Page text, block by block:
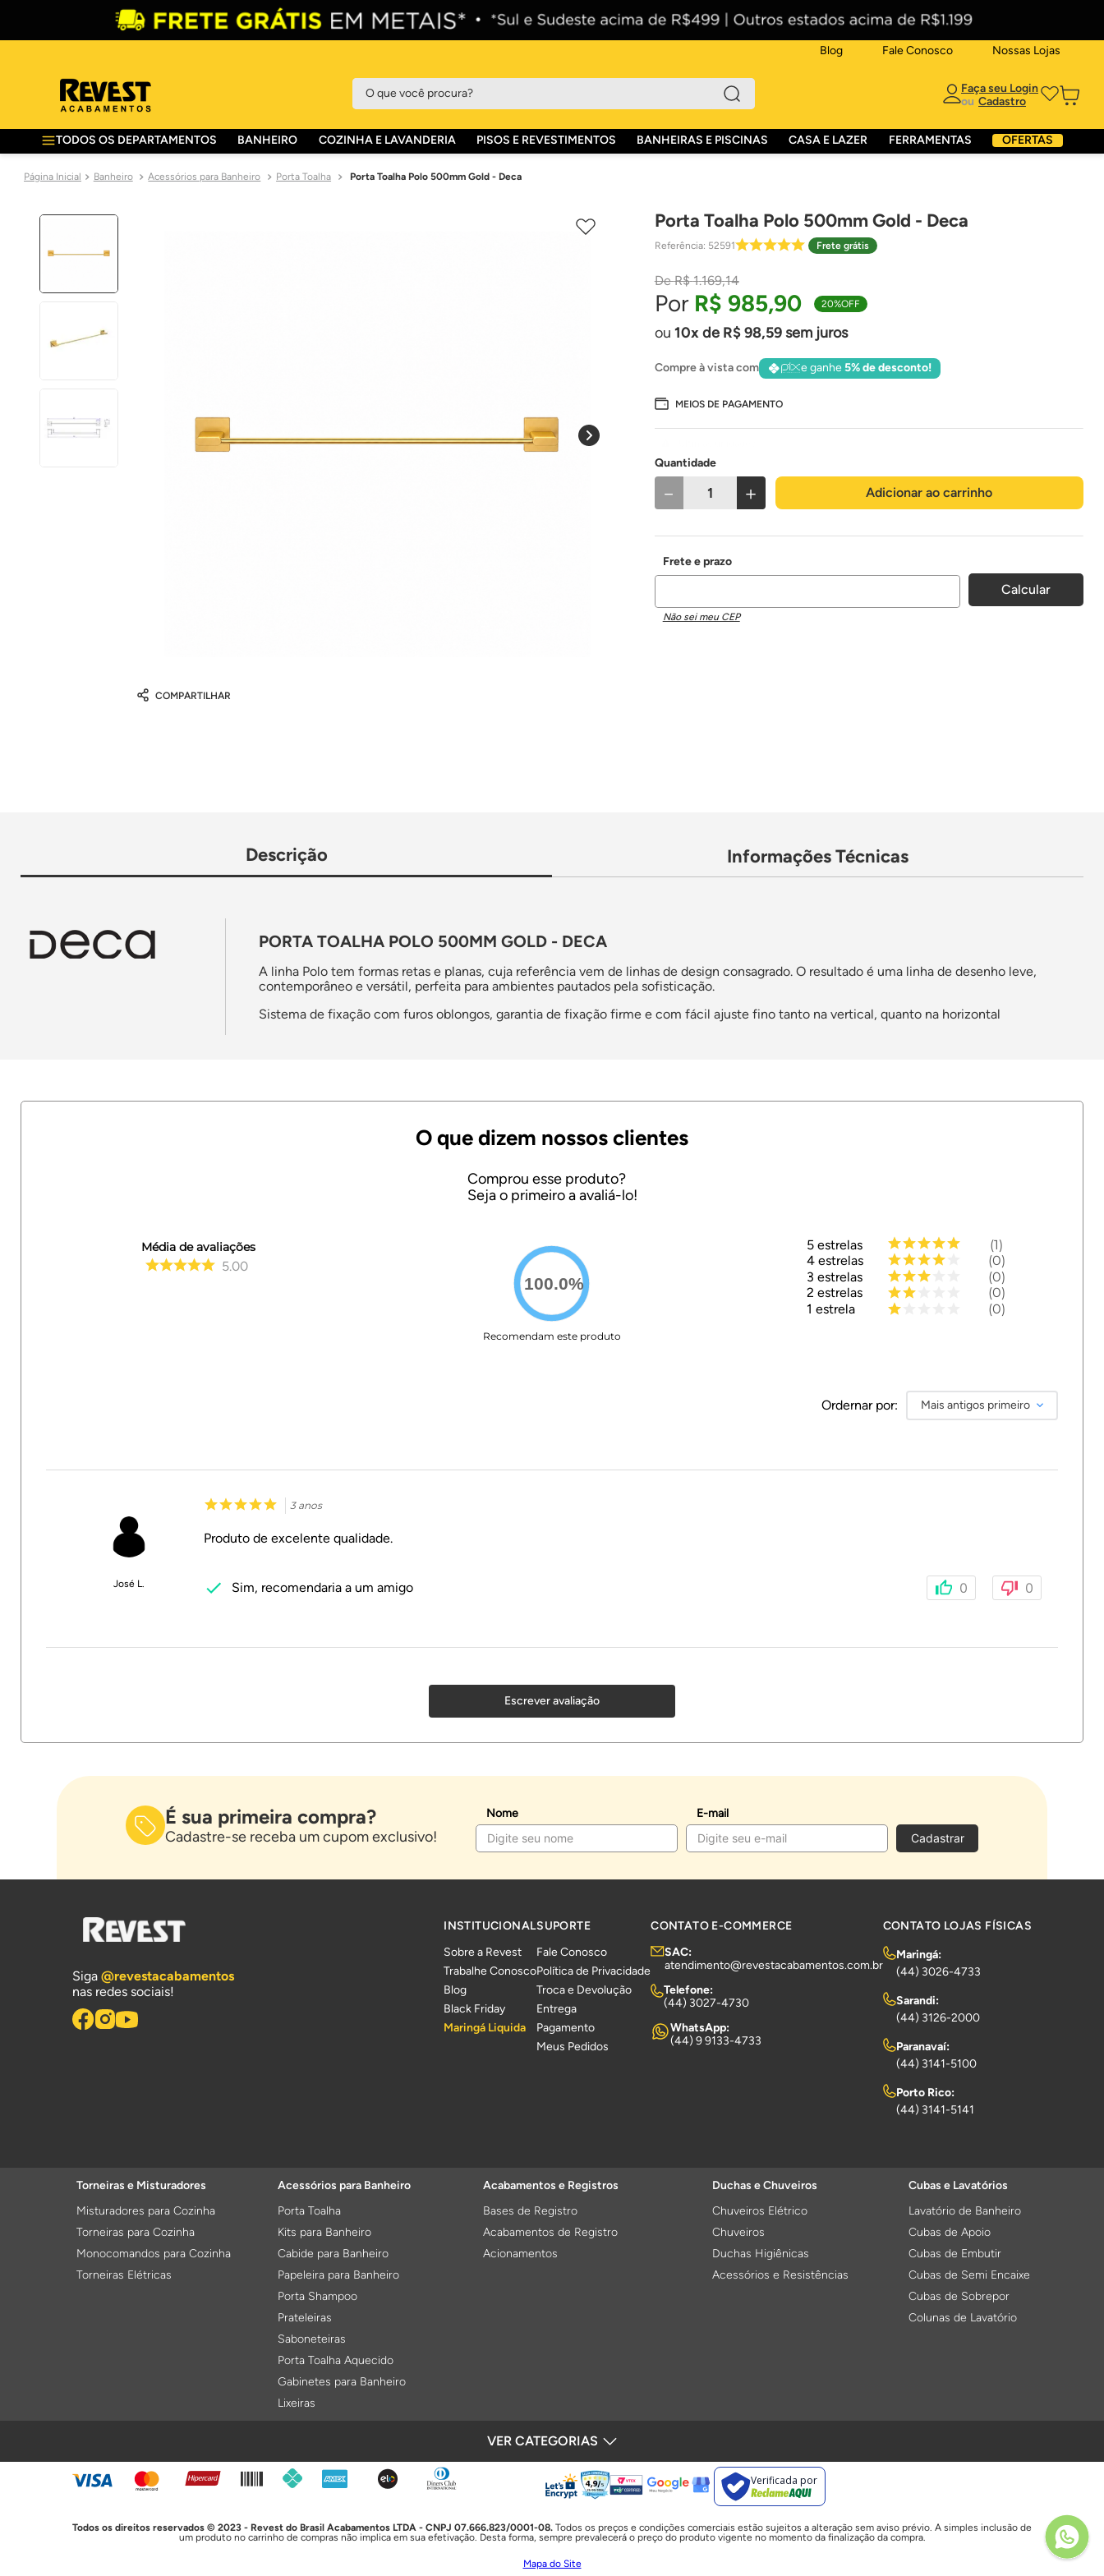
Blog Fale Conosco Nossas Lojas
O que você procura?
ou
TODOS OS DEPARTAMENTOS BANHEIRO COZINHA E LAVANDERIA PISOS E REVESTIMENTOS BANHEIRAS E PISCINAS CASA E LAZER FERRAMENTAS OFERTAS
Banheiro Acessórios para Banheiro Porta Toalha Porta Toalha Polo 500mm Gold - Deca
COMPARTILHAR
Porta Toalha Polo 500mm Gold - Deca
Referência: 52591 Frete grátis
R$ 1.169,14
R$ 985,90 20%OFF
10 de R$98,59sem juros
Compre à vista com e ganhe5% de desconto!
MEIOS DE PAGAMENTO
Quantidade
＋
－ Adicionar ao carrinho
Não sei meu CEP
Descrição Informações Técnicas
PORTA TOALHA POLO 500MM GOLD - DECA
A linha Polo tem formas retas e planas, cuja referência vem de linhas de design consagrado. O resultado é uma linha de desenho leve,
contemporâneo e versátil, perfeita para ambientes pautados pela sofisticação.
Sistema de fixação com furos oblongos, garantia de fixação firme e com fácil ajuste fino tanto na vertical, quanto na horizontal
Média de avaliações
5.00
100.0%
Recomendam este produto
5 estrelas
4 estrelas
3 estrelas
2 estrelas
1 estrela
1
0
0
0
0
Ordernar por: Mais antigos primeiro
José L.
3 anos
Produto de excelente qualidade.
Sim, recomendaria a um amigo 0 0
Escrever avaliação
É sua primeira compra?
Cadastre-se receba um cupom exclusivo!
Nome
E-mail
Cadastrar
Siga @revestacabamentos
nas redes sociais!
INSTITUCIONAL
Sobre a Revest
Trabalhe Conosco
Blog
Black Friday
Maringá Liquida
SUPORTE
Fale Conosco
Política de Privacidade
Troca e Devolução
Entrega
Pagamento
Meus Pedidos
CONTATO E-COMMERCE
SAC:
atendimento@revestacabamentos.com.br
Telefone:
(44) 3027-4730
WhatsApp:
(44) 9 9133-4733
CONTATO LOJAS FÍSICAS
Maringá:
(44) 3026-4733
Sarandi:
(44) 3126-2000
Paranavaí:
(44) 3141-5100
Porto Rico:
(44) 3141-5141
Torneiras e Misturadores
Misturadores para Cozinha
Torneiras para Cozinha
Monocomandos para Cozinha
Torneiras Elétricas
Acessórios para Banheiro
Porta Toalha
Kits para Banheiro
Cabide para Banheiro
Papeleira para Banheiro
Porta Shampoo
Prateleiras
Saboneteiras
Porta Toalha Aquecido
Gabinetes para Banheiro
Lixeiras
Acabamentos e Registros
Bases de Registro
Acabamentos de Registro
Acionamentos
Duchas e Chuveiros
Chuveiros Elétrico
Chuveiros
Duchas Higiênicas
Acessórios e Resistências
Cubas e Lavatórios
Lavatório de Banheiro
Cubas de Apoio
Cubas de Embutir
Cubas de Semi Encaixe
Cubas de Sobrepor
Colunas de Lavatório
Anéis de Vedação
Ligações Flexiveis
Parafusos
Ralos Oculto
Grelhas e Acessório
Bacias Sanitárias e Assentos
Bacias Sanitárias
Caixas Acopladas
Assentos
Base de Válvula
Kits Conversores
Válvulas para Cubas
VER CATEGORIAS
SEGURANÇA
Verificada por
Todos os direitos reservados © 2023 - Revest do Brasil Acabamentos LTDA - CNPJ 07.666.823/0001-08. Todos os preços e condições comerciais estão sujeitos a alteração sem aviso prévio. A simples inclusão de
um produto no carrinho de compras não implica em sua efetivação. Desta forma, sempre prevalecerá o preço do produto vigente no momento da finalização da compra.
Mapa do Site